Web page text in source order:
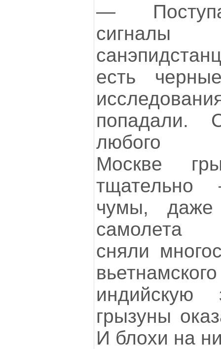
—
сигналы
есть
попадали.
любого
Москве
тщательно
чумы, даже
самолета
сняли
индийскую
грызуны
И блохи на